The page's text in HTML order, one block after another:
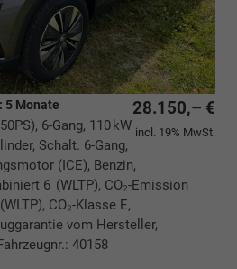
28.150,– €
incl. 19% MwSt.
5 Monate
6-Gang, 110 kW
Schalt. 6-Gang,
(ICE), Benzin,
6 (WLTP), CO₂-Emission
CO₂-Klasse E,
vom Hersteller,
40158